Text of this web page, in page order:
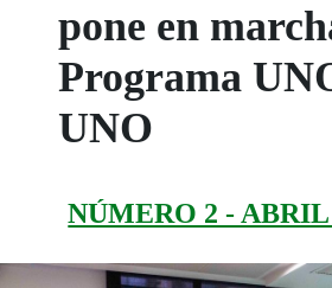
pone en
Programa
UNO
NÚMERO 2 - ABRIL